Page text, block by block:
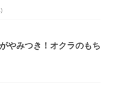
やみつき！オクラのもち